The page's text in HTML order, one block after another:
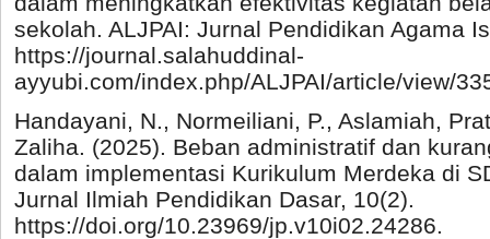
sekolah. ALJPAI: Jurnal Pendidikan Agama
https://journal.salahuddinal-
ayyubi.com/index.php/ALJPAI/article/view/
Handayani, N., Normeiliani, P., Aslamiah,
Zaliha. (2025). Beban administratif dan
dalam implementasi Kurikulum Merdeka di
Jurnal Ilmiah Pendidikan Dasar, 10(2).
https://doi.org/10.23969/jp.v10i02.24286.